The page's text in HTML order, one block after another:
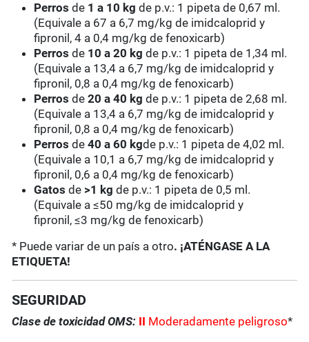
Perros de 1 a 10 kgde p.v.: 1 pipeta de 0,67 ml.
(Equivale a 67 a 6,7 mg/kg de imidcaloprid y
fipronil, 4 a 0,4 mg/kg de fenoxicarb)
Perrosde 10 a 20 kg de p.v.: 1 pipeta de 1,34 ml.
(Equivale a 13,4 a 6,7 mg/kg de imidcaloprid y
fipronil, 0,8 a 0,4 mg/kg de fenoxicarb)
Perros de20 a 40 kg de p.v.: 1 pipeta de 2,68 ml.
(Equivale a 13,4 a 6,7 mg/kg de imidcaloprid y
fipronil, 0,8 a 0,4 mg/kg de fenoxicarb)
Perros de40 a 60 kgde p.v.: 1 pipeta de 4,02 ml.
(Equivale a 10,1 a 6,7 mg/kg de imidcaloprid y
fipronil, 0,6 a 0,4 mg/kg de fenoxicarb)
Gatos de >1 kg de p.v.: 1 pipeta de 0,5 ml.
(Equivale a ≤50 mg/kg de imidcaloprid y
fipronil, ≤3 mg/kg de fenoxicarb)
* Puede variar de un país a otro. ¡ATÉNGASE A LA
ETIQUETA!
SEGURIDAD
Clase de toxicidad OMS: II Moderadamente peligroso*